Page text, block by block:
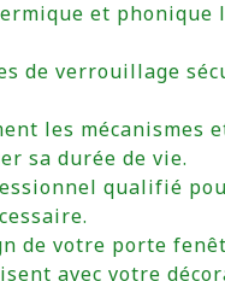
et
de verrouillage
les mécanismes
sa durée de vie.
qualifié
de votre porte
avec votre